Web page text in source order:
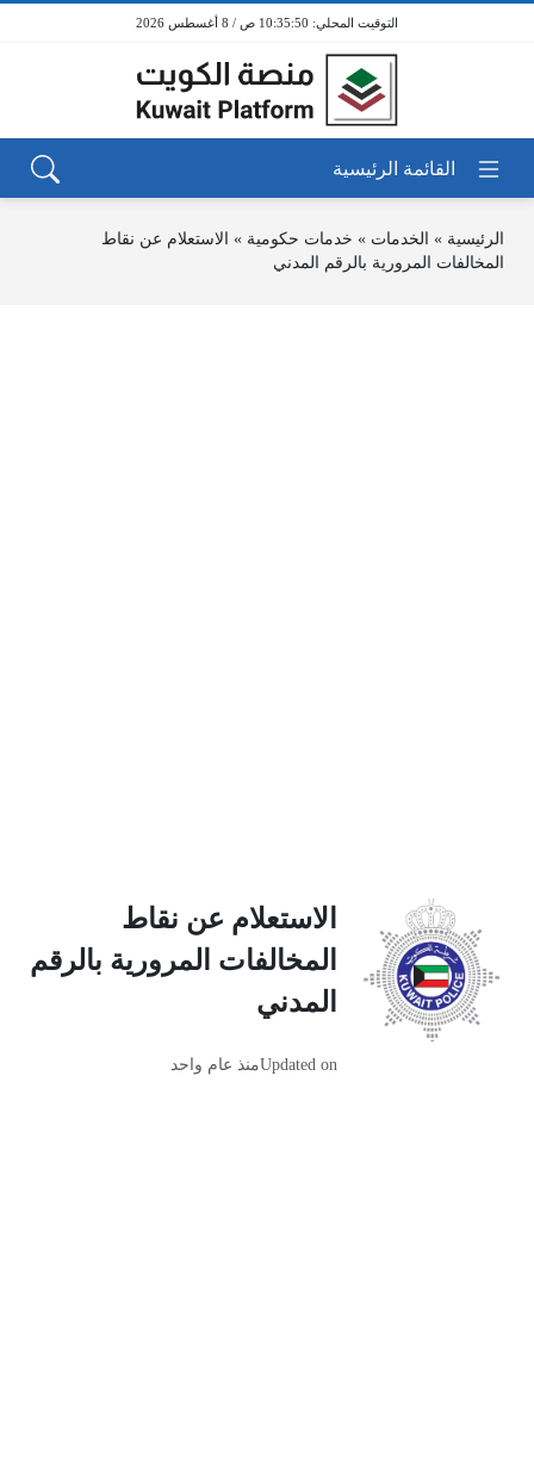
10:35:50 ص / 8 أغسطس 2026
الرئيسية » الخدمات » خدمات حكومية » الاستعلام عن نقاط
المخالفات المرورية بالرقم المدني
الاستعلام عن نقاط
المخالفات المرورية بالرقم
المدني
Updated onمنذ عام واحد